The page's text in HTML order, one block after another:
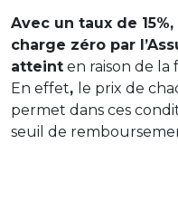
Avec un taux de
charge zéro par
atteint en raison de la
En effet, le prix de
permet dans ces
seuil de